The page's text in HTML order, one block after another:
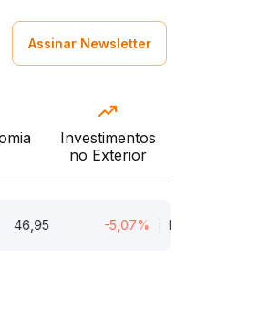
Assinar Newsletter
Investimentos
no Exterior
-5,07% MGLU3